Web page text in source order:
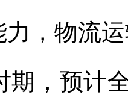
，物流
期，预计